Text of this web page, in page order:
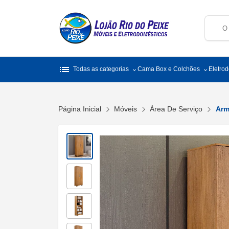
list Todas as categorias Cama Box e Colchões
Página Inicial Móveis Àrea De Serviço